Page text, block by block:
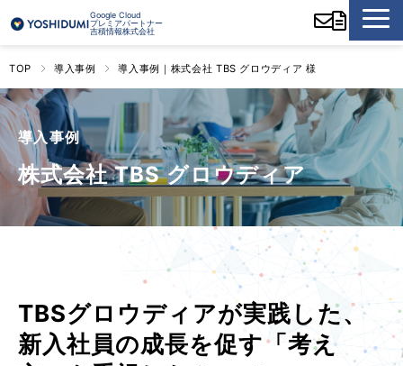
Google Cloud
プレミアパートナー
吉積情報株式会社
TOP 導入事例 導入事例｜株式会社 TBS グロウディア 様
導入事例
株式会社 TBS グロウディア
TBSグロウディアが実践した、
新入社員の成長を促す「考え